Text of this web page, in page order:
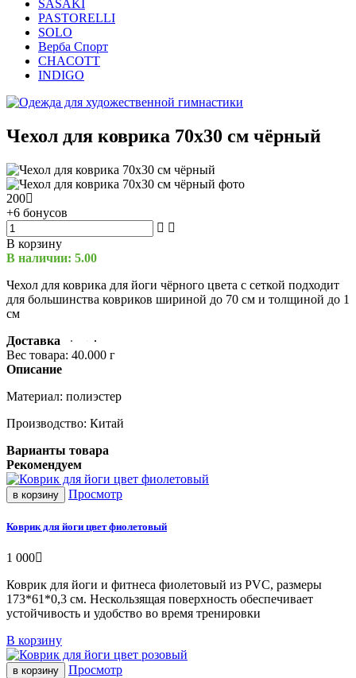
SASAKI
PASTORELLI
SOLO
Верба Спорт
CHACOTT
INDIGO
Чехол для коврика 70х30 см чёрный
200
+6 бонусов
В корзину
В наличии: 5.00
Чехол для коврика для йоги чёрного цвета с сеткой подходит
для большинства ковриков шириной до 70 см и толщиной до 1
см
Доставка
Вес товара: 40.000 г
Описание
Материал: полиэстер
Производство: Китай
Варианты товара
Рекомендуем
в корзину Просмотр
Коврик для йоги цвет фиолетовый
1 000
Коврик для йоги и фитнеса фиолетовый из PVC, размеры
173*61*0,3 см. Нескользящая поверхность обеспечивает
устойчивость и удобство во время тренировки
В корзину
в корзину Просмотр